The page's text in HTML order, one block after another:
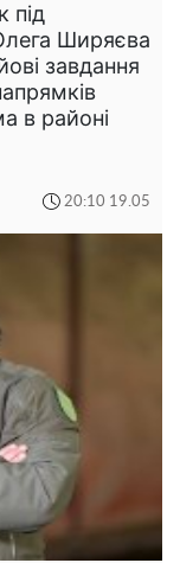
під
Ширяєва
завдання
в районі
20:10 19.05